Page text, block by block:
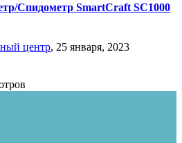
Спидометр SmartCraft SC1000
центр, 25 января, 2023